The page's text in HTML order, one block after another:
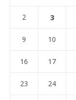
2 3
9 10
16 17
23 24